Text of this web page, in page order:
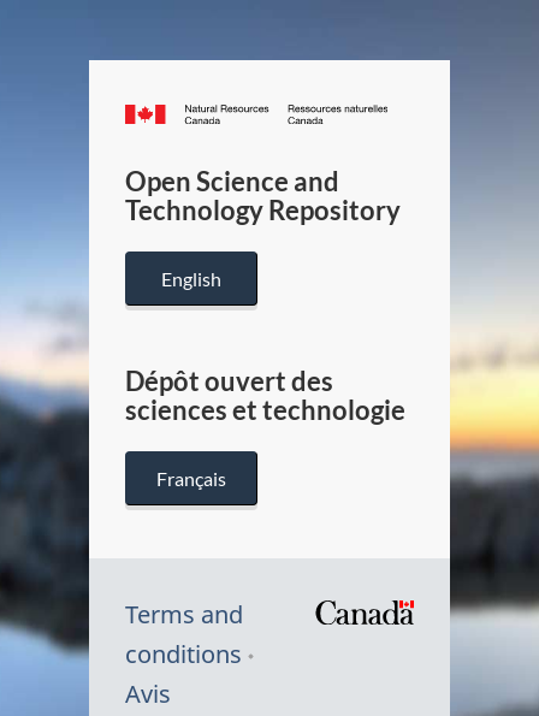
Canada.ca
/
Canada
Open Science and
Technology Repository
English
Dépôt ouvert des
sciences et technologie
Français
Terms and
conditions
Avis